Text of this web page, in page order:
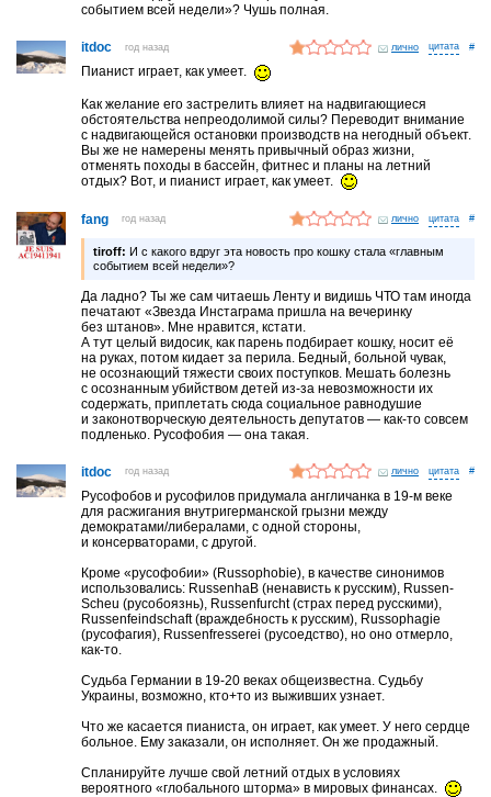
событием всей недели»? Чушь полная.
itdoc год назад лично #
Пианист играет, как умеет.
Как желание его застрелить влияет на надвигающиеся
обстоятельства непреодолимой силы? Переводит внимание
с надвигающейся остановки производств на негодный объект.
Вы же не намерены менять привычный образ жизни,
отменять походы в бассейн, фитнес и планы на летний
отдых? Вот, и пианист играет, как умеет.
fang год назад лично #
tiroff: И с какого вдруг эта новость про кошку стала «главным
событием всей недели»?
Да ладно? Ты же сам читаешь Ленту и видишь ЧТО там иногда
печатают «Звезда Инстаграма пришла на вечеринку
без штанов». Мне нравится, кстати.
А тут целый видосик, как парень подбирает кошку, носит её
на руках, потом кидает за перила. Бедный, больной чувак,
не осознающий тяжести своих поступков. Мешать болезнь
с осознанным убийством детей из-за невозможности их
содержать, приплетать сюда социальное равнодушие
и законотворческую деятельность депутатов — как-то совсем
подленько. Русофобия — она такая.
itdoc год назад лично #
Русофобов и русофилов придумала англичанка в 19-м веке
для расжигания внутригерманской грызни между
демократами/либералами, с одной стороны,
и консерваторами, с другой.
Кроме «русофобии» (Russophobie), в качестве синонимов
использовались: RussenhaB (ненависть к русским), Russen-
Scheu (русобоязнь), Russenfurcht (страх перед русскими),
Russenfeindschaft (враждебность к русским), Russophagie
(русофагия), Russenfresserei (русоедство), но оно отмерло,
как-то.
Судьба Германии в 19-20 веках общеизвестна. Судьбу
Украины, возможно, кто+то из выживших узнает.
Что же касается пианиста, он играет, как умеет. У него сердце
больное. Ему заказали, он исполняет. Он же продажный.
Спланируйте лучше свой летний отдых в условиях
вероятного «глобального шторма» в мировых финансах.